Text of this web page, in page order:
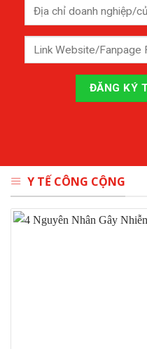
Y TẾ CÔNG CỘNG